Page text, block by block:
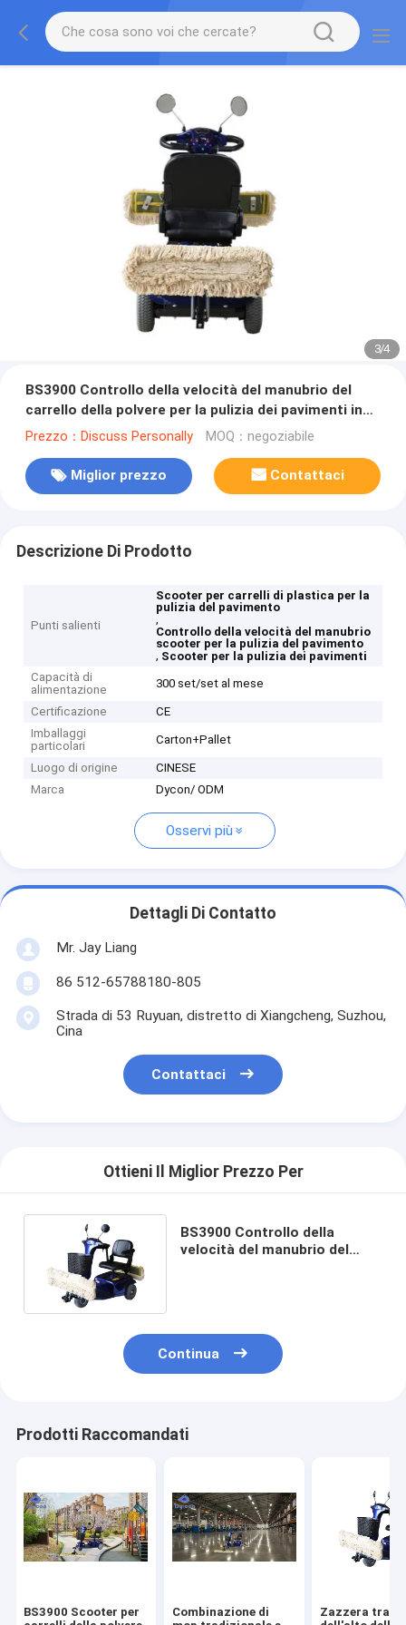
3/4
BS3900 Controllo della velocità del manubrio del
carrello della polvere per la pulizia dei pavimenti in
plastica
Prezzo：Discuss Personally MOQ：negoziabile
Miglior prezzo Contattaci
Descrizione Di Prodotto
Punti salienti
Scooter per carrelli di plastica per la
pulizia del pavimento
,
Controllo della velocità del manubrio
scooter per la pulizia del pavimento
, Scooter per la pulizia dei pavimenti
Capacità di
alimentazione
300 set/set al mese
Certificazione
CE
Imballaggi
particolari
Carton+Pallet
Luogo di origine
CINESE
Marca
Dycon/ ODM
Osservi più
Dettagli Di Contatto
Mr. Jay Liang
86 512-65788180-805
Strada di 53 Ruyuan, distretto di Xiangcheng, Suzhou,
Cina
Contattaci
Ottieni Il Miglior Prezzo Per
BS3900 Controllo della
velocità del manubrio del
Continua
Prodotti Raccomandati
BS3900 Scooter per
Combinazione di
Zazzera